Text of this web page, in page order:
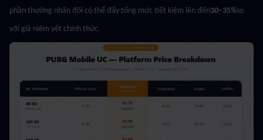
phần thưởng nhân đôi có thể đẩy tổng mức tiết kiệm lên đến30–35%so
với giá niêm yết chính thức.